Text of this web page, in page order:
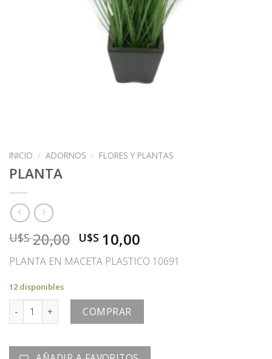
INICIO / ADORNOS / FLORES Y PLANTAS
PLANTA
U$S20,00 El
precio
original
U$S
20,00.
U$S 10,00
precio
actual
U$S
PLANTA EN MACETA PLASTICO 10691
12 disponibles
PLANTA cantidadCOMPRAR